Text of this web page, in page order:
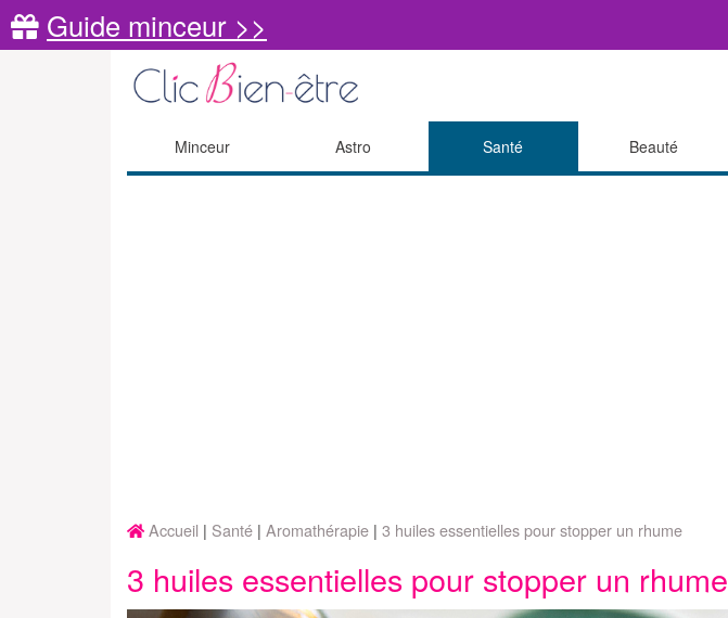
Guide minceur >>
Minceur Astro Santé Beauté
Accueil Santé Aromathérapie 3 huiles essentielles pour stopper un rhume
3 huiles essentielles pour stopper un rhume